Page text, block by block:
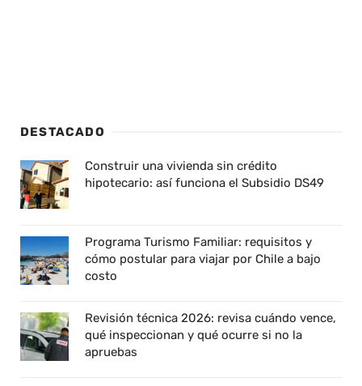
DESTACADO
Construir una vivienda sin crédito
hipotecario: así funciona el Subsidio DS49
Programa Turismo Familiar: requisitos y
cómo postular para viajar por Chile a bajo
costo
Revisión técnica 2026: revisa cuándo vence,
qué inspeccionan y qué ocurre si no la
apruebas